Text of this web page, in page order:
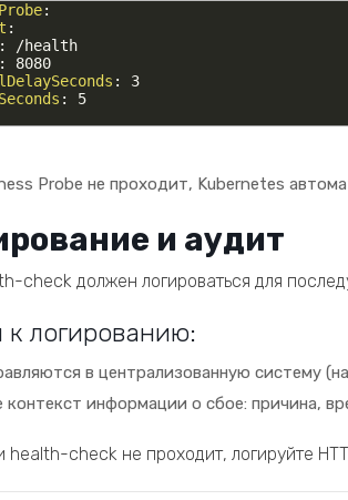
:
:
: /health
: 8080
: 3
: 5
Probe не проходит, Kubernetes
и аудит
check должен логироваться для
логированию:
в централизованную систему
контекст информации о сбое: причина,
health-check не проходит, логируйте